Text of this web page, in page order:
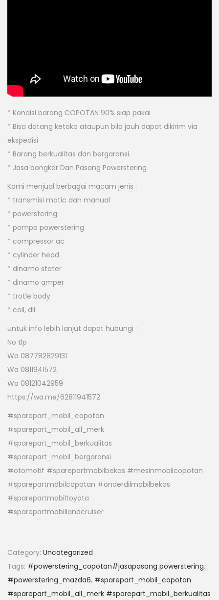
* Kondisi barang COPOTAN 90% siap pakai
* Bisa datang ketoko ataupun bila jauh dapat dikirim via
ekspedisi
* Barang berkualitas dan bergaransi.
* Jasa bongkar Dan Pasang Powerstering
Kami menjual berbagai macam jenis :
* transmisi matic dan manual
* powerstering
* pompa powerstering
* compressor ac
* cylinder head
* dinamo stater
* dinamo amper
* trotle body
* coil, dll
untuk info lebih lanjut dapat hubungi :
No tlp
Wa 087782829131
Wa 0811941572
Wa 08121042959
https://wa.me/62811941572
#sparepart_mobil_copotan
#sparepart_mobil_all_merk
#sparepart_mobil_berkualitas
#sparepart_mobil_bergaransi
#otomotif #sparepartmobilbekas #mesinmobilcopotan
#sparepartmobilcopotan #onderdilmobilbekas
#sparepartmobiltoyota
#sparepartmobillandcruiser
Category: Uncategorized
Tags: #powerstering_copotan#jasapasang powerstering,
#powerstering_mazda6, #sparepart_mobil_copotan
#sparepart_mobil_all_merk #sparepart_mobil_berkualitas